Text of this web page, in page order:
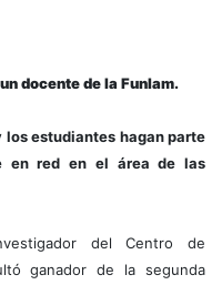
docente de la Funlam.
estudiantes hagan parte
en red en el área de las
del Centro de
ganador de la segunda